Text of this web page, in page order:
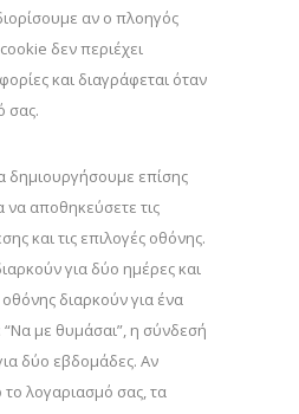
αν ο πλοηγός
δεν περιέχει
και διαγράφεται όταν
σας.
δημιουργήσουμε επίσης
να αποθηκεύσετε τις
και τις επιλογές οθόνης.
για δύο ημέρες και
διαρκούν για ένα
“Να με θυμάσαι”, η σύνδεσή
δύο εβδομάδες. Αν
λογαριασμό σας, τα